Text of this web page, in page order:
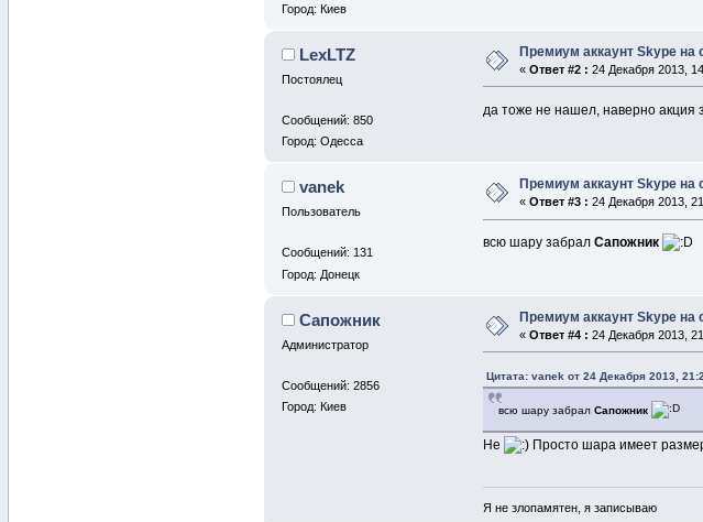
Город: Киев
LexLTZ
Постоялец
Сообщений: 850
Город: Одесса
Премиум аккаунт Skype на
« Ответ #2 : 24 Декабря 2013,
да тоже не нашел, наверно акция
vanek
Пользователь
Сообщений: 131
Город: Донецк
Премиум аккаунт Skype
« Ответ #3 : 24 Декабря 2013,
всю шару забралСапожник
Сапожник
Администратор
Сообщений: 2856
Город: Киев
Премиум аккаунт Skype на
« Ответ #4 : 24 Декабря 2013,
Цитата: vanek от 24 Декабря 2013,
всю шару забралСапожник
Не Просто шара имеет
Я не злопамятен, я записываю